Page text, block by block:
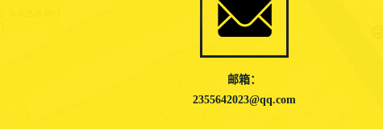
邮箱：
2355642023@qq.com